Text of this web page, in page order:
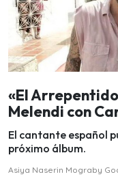
«El
Melendi con
El cantante español
próximo álbum.
Asiya Naserin Mograby